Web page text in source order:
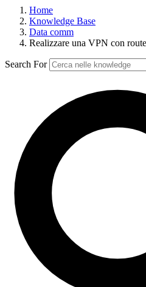
Home
Knowledge Base
Data comm
Realizzare una VPN con
Search For